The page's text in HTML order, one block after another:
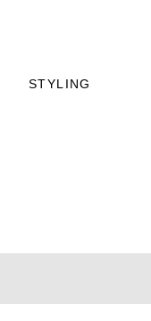
STYLING